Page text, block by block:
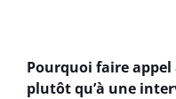
Pourquoi faire
plutôt qu’à une